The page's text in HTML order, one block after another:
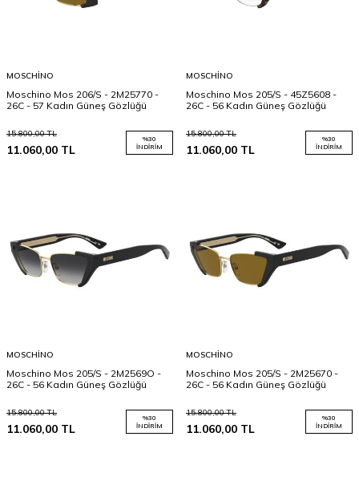
MOSCHINO
Moschino Mos 206/S - 2M25770 -
26C - 57 Kadın Güneş Gözlüğü
15.800,00TL
11.060,00 TL
%30
İNDIRIM
MOSCHINO
Moschino Mos 205/S - 45Z5608 -
26C - 56 Kadın Güneş Gözlüğü
15.800,00TL
11.060,00 TL
%30
İNDIRIM
MOSCHINO
Moschino Mos 205/S - 2M2569O -
26C - 56 Kadın Güneş Gözlüğü
15.800,00TL
11.060,00 TL
%30
İNDIRIM
MOSCHINO
Moschino Mos 205/S - 2M25670 -
26C - 56 Kadın Güneş Gözlüğü
15.800,00TL
11.060,00 TL
%30
İNDIRIM